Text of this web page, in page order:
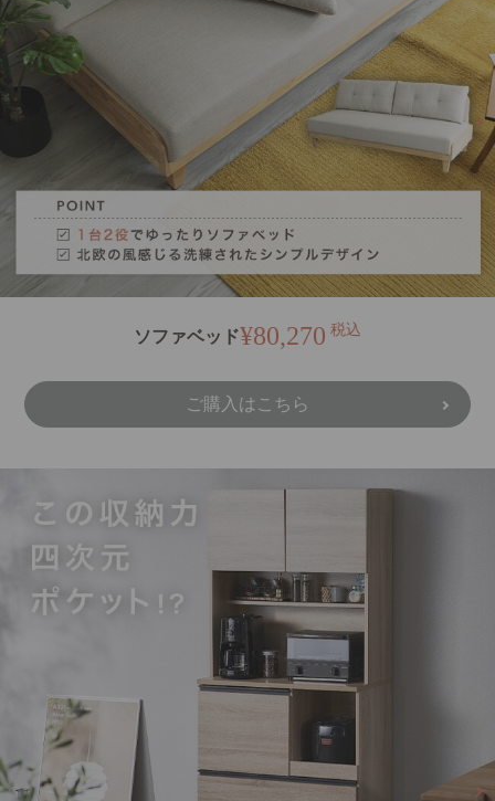
ソファベッド¥80,270 税込
ご購入はこちら